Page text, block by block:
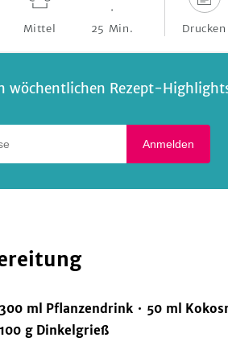
Mittel 25 Min. Drucken
wöchentlichen Rezept-
Anmelden
300 ml Pflanzendrink 50 ml
100 g Dinkelgrieß